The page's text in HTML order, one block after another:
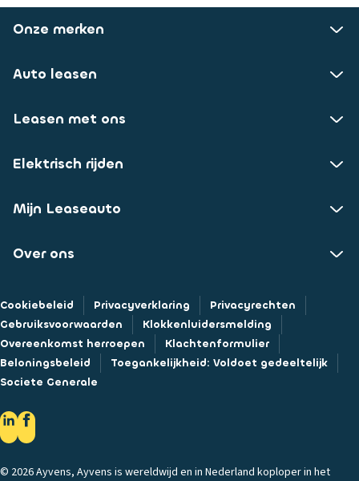
Onze merken
Auto leasen
Leasen met ons
Elektrisch rijden
Mijn Leaseauto
Over ons
Cookiebeleid Privacyverklaring
Privacyrechten
Gebruiksvoorwaarden
Klokkenluidersmelding
Overeenkomst herroepen
Klachtenformulier
Beloningsbeleid
Toegankelijkheid: Voldoet gedeeltelijk
Societe Generale
© 2026 Ayvens, Ayvens is wereldwijd en in Nederland koploper in het